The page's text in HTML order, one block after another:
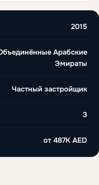
2015
Арабские
Эмираты
Частный застройщик
3
от 487K AED